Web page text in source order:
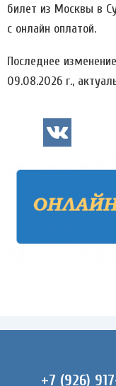
билет из Москвы в
с онлайн оплатой.
Последнее
09.08.2026 г.,
+7 (926)